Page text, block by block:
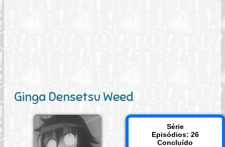
Ginga Densetsu Weed
Série
Episódios: 26
Concluído